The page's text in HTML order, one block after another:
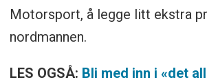
Motorsport, å legge litt ekstra
nordmannen.
LES OGSÅ: Bli med inn i «det